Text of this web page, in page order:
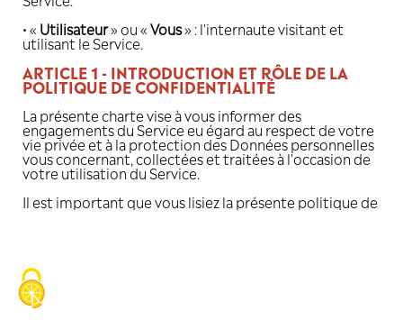
d'identification ou à un ou plusieurs
sont propres», conformément à la loi
libertés du 6 janvier 1978.
Service » : le service https://
et l'ensemble de ses contenus.
• «Editeur» ou «Nous» : AFALULA,
physique responsable de l'édition et
Service.
utilisant le Service.
ARTICLE 1 - INTRODUCTION ET